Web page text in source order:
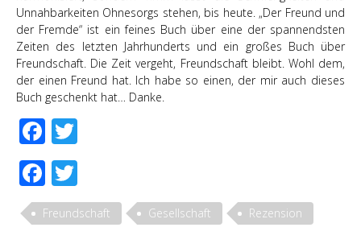
Unnahbarkeiten Ohnesorgs stehen, bis heute. „Der Freund und
der Fremde“ ist ein feines Buch über eine der spannendsten
Zeiten des letzten Jahrhunderts und ein großes Buch über
Freundschaft. Die Zeit vergeht, Freundschaft bleibt. Wohl dem,
der einen Freund hat. Ich habe so einen, der mir auch dieses
Buch geschenkt hat… Danke.
Facebook
Facebook
Freundschaft Gesellschaft Rezension